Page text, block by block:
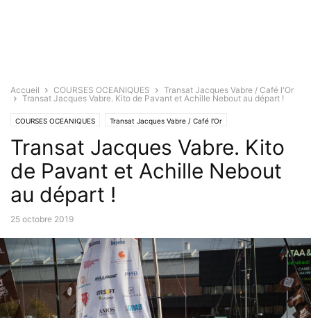
Accueil COURSES OCEANIQUES
Transat Jacques Vabre / Café l'Or
Transat Jacques Vabre. Kito de Pavant et Achille Nebout au départ !
COURSES OCEANIQUES Transat Jacques Vabre / Café l'Or
Transat Jacques Vabre. Kito
de Pavant et Achille Nebout
au départ !
25 octobre 2019